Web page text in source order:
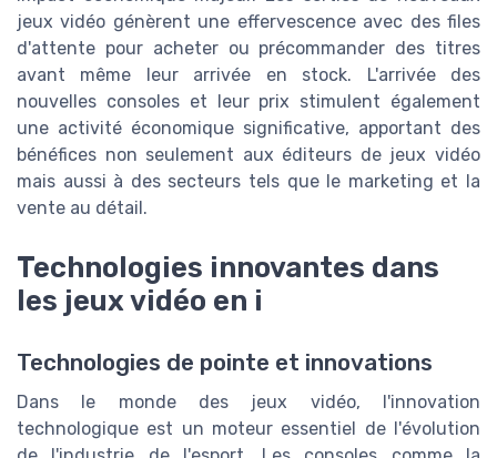
jeux vidéo génèrent une effervescence avec des files
d'attente pour acheter ou précommander des titres
avant même leur arrivée en stock. L'arrivée des
nouvelles consoles et leur prix stimulent également
une activité économique significative, apportant des
bénéfices non seulement aux éditeurs de jeux vidéo
mais aussi à des secteurs tels que le marketing et la
vente au détail.
Technologies innovantes dans
les jeux vidéo en i
Technologies de pointe et innovations
Dans le monde des jeux vidéo, l'innovation
technologique est un moteur essentiel de l'évolution